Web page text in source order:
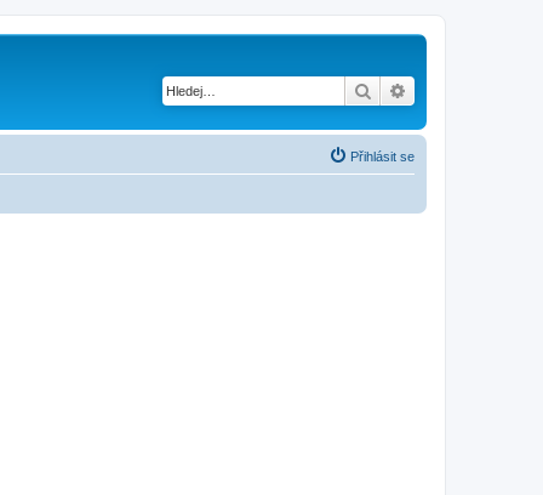
Hledat
Přihlásit se